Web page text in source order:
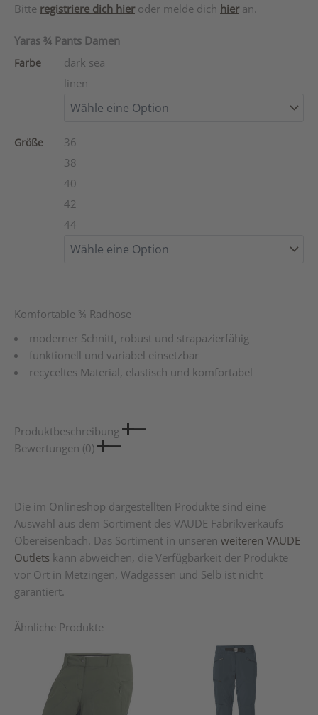
Bitte registriere dich hieroder melde dich hier an.
Yaras ¾ Pants Damen
Farbe
dark sea
linen
Größe
36
38
40
42
44
Komfortable ¾ Radhose
moderner Schnitt, robust und strapazierfähig
funktionell und variabel einsetzbar
recyceltes Material, elastisch und komfortabel
Produktbeschreibung
Bewertungen (0)
Die im Onlineshop dargestellten Produkte sind eine
Auswahl aus dem Sortiment des VAUDE Fabrikverkaufs
Obereisenbach. Das Sortiment in unseren weiteren VAUDE
Outlets kann abweichen, die Verfügbarkeit der Produkte
vor Ort in Metzingen, Wadgassen und Selb ist nicht
garantiert.
Ähnliche Produkte